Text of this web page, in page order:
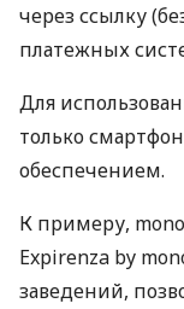
через ссылку
платежных
Для
только
обеспечением.
К примеру,
Expirenza by
заведений,